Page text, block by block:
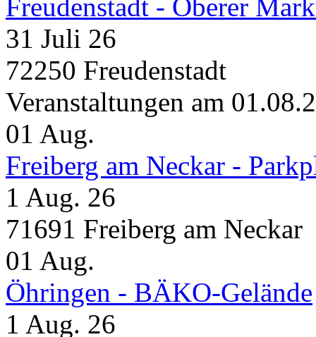
Freudenstadt - Oberer
31 Juli 26
72250 Freudenstadt
Veranstaltungen am
01 Aug.
Freiberg am Neckar -
1 Aug. 26
71691 Freiberg am Neckar
01 Aug.
Öhringen - BÄKO-Gelände
1 Aug. 26